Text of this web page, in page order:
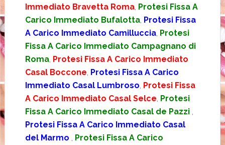
Immediato Bravetta Roma, Protesi Fissa A
Carico Immediato Bufalotta, Protesi Fissa
A Carico Immediato Camilluccia, Protesi
Fissa A Carico Immediato Campagnano di
Roma, Protesi Fissa A Carico Immediato
Casal Boccone Protesi Fissa A Carico
Immediato Casal Lumbroso Protesi Fissa
A Carico Immediato Casal Selce Protesi
Fissa A Carico Immediato Casal de Pazzi
Protesi Fissa A Carico Immediato Casal
del Marmo
Protesi Fissa A Carico